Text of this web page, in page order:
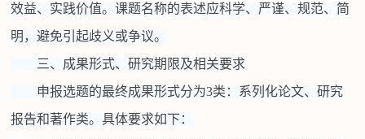
效益、实践价值。课题名称的表述应科学、严谨、规范、简
明，避免引起歧义或争议。
三、成果形式、研究期限及相关要求
申报选题的最终成果形式分为3类：系列化论文、研究
报告和著作类。具体要求如下：